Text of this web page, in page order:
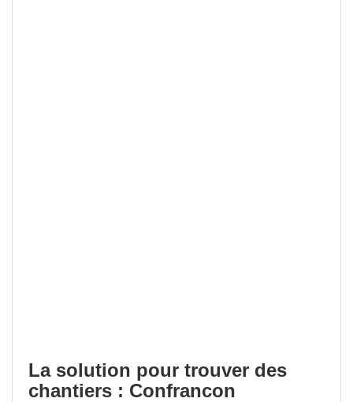
La solution pour trouver des
chantiers : Confrancon